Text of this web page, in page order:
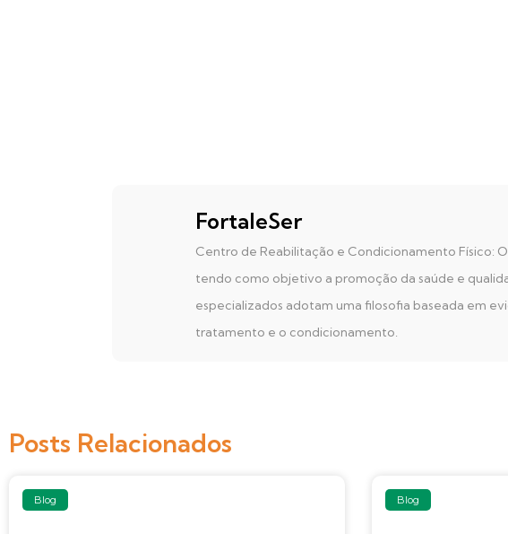
FortaleSer
Centro de Reabilitação e Condicionamento Físico:
tendo como objetivo a promoção da saúde e
especializados adotam uma filosofia baseada em
tratamento e o condicionamento.
Posts Relacionados
Blog Blog